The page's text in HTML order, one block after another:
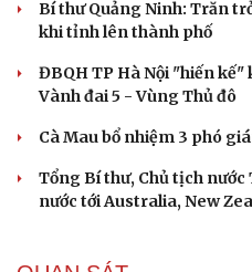
Lý do ông Trump được
hiệu quả
Chiến lược lợi hại của Iran
thống Trump
Chuyện gì sẽ xảy ra nếu
năm 1940?
Tại sao Mỹ bất ngờ ngừng